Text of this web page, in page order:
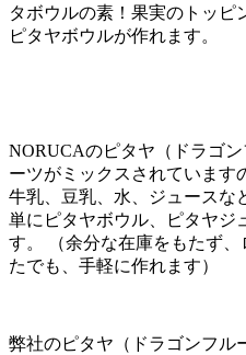
タボウルの素！果実のトッピ
ピタヤボウルが作れます。
NORUCAのピタヤ（ドラゴ
ーツがミックスされています
牛乳、豆乳、水、ジュースな
単にピタヤボウル、ピタヤジ
す。 （余分な在庫をもたず
たでも、手軽に作れます）
弊社のピタヤ（ドラゴンフ